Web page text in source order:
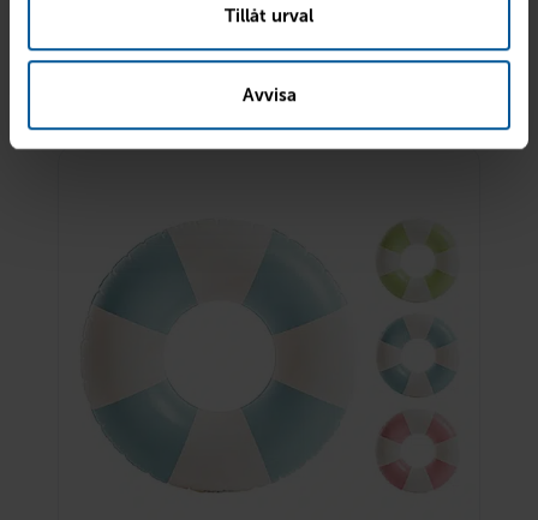
Tillåt urval
Avvisa
Spolarvätska sommar 3 liter